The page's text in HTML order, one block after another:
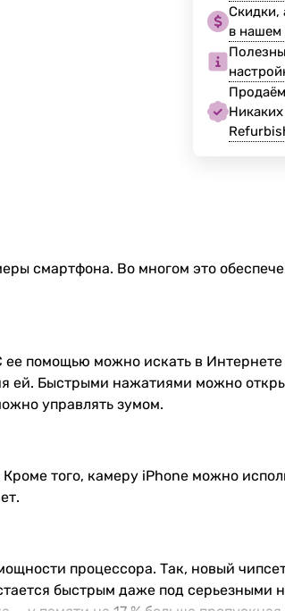
Скидки,
в нашем
Никаких
смартфона. Во многом это
ее помощью можно искать в
ей. Быстрыми нажатиями можно
управлять зумом.
того, камеру iPhone можно
процессора. Так, новый
быстрым даже под серьезными